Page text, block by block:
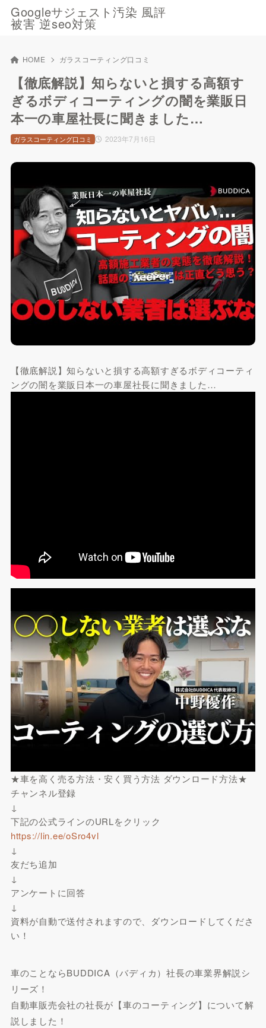
Googleサジェスト汚染 風評
被害 逆seo対策
HOME ガラスコーティング口コミ
【徹底解説】知らないと損する高額す
ぎるボディコーティングの闇を業販日
本一の車屋社長に聞きました…
2023年7月16日
ガラスコーティング口コミ
【徹底解説】知らないと損する高額すぎるボディコーティ
ングの闇を業販日本一の車屋社長に聞きました…
★車を高く売る方法・安く買う方法 ダウンロード方法★
チャンネル登録
↓
下記の公式ラインのURLをクリック
https://lin.ee/oSro4vl
↓
友だち追加
↓
アンケートに回答
↓
資料が自動で送付されますので、ダウンロードしてくださ
い！
車のことならBUDDICA（バディカ）社長の車業界解説シ
リーズ！
自動車販売会社の社長が【車のコーティング】について解
説しました！